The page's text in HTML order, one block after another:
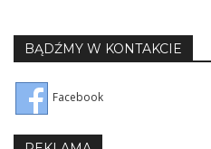
BĄDŹMY W KONTAKCIE
Facebook